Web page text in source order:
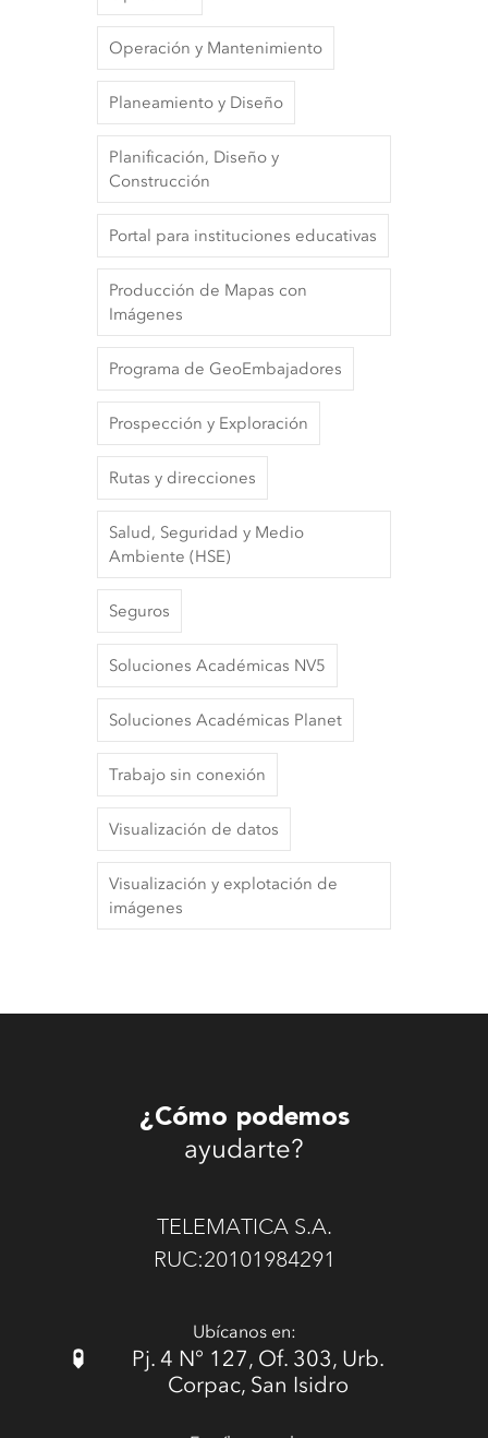
Operación y Mantenimiento
Planeamiento y Diseño
Planificación, Diseño y
Construcción
Portal para instituciones educativas
Producción de Mapas con
Imágenes
Programa de GeoEmbajadores
Prospección y Exploración
Rutas y direcciones
Salud, Seguridad y Medio
Ambiente (HSE)
Seguros
Soluciones Académicas NV5
Soluciones Académicas Planet
Trabajo sin conexión
Visualización de datos
Visualización y explotación de
imágenes
¿Cómo podemos
ayudarte?
TELEMATICA S.A.
RUC:20101984291
Ubícanos en:
Pj. 4 N° 127, Of. 303, Urb.
Corpac, San Isidro